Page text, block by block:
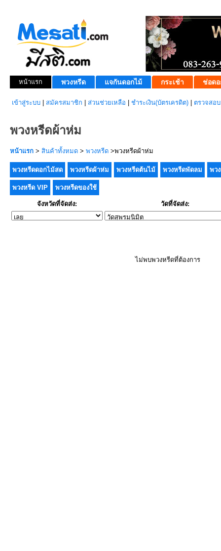
หน้าแรก พวงหรีด แจกันดอกไม้ กระเช้า ช่อดอ
เข้าสู่ระบบ สมัครสมาชิก ส่วนช่วยเหลือ ชำระเงิน(บัตรเครดิต) ตรวจสอ
พวงหรีดผ้าห่ม
หน้าแรก > สินค้าทั้งหมด > พวงหรีด >พวงหรีดผ้าห่ม
พวงหรีดดอกไม้สด พวงหรีดผ้าห่ม พวงหรีดต้นไม้ พวงหรีดพัดลม พว
พวงหรีด VIP พวงหรีดของใช้
จังหวัดที่จัดส่ง: วัดที่จัดส่ง:
ไม่พบพวงหรีดที่ต้องการ